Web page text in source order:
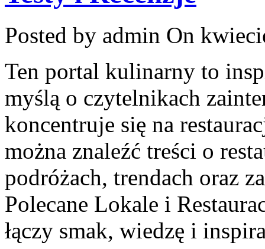
Posted by admin On
Ten portal kulinarny to
myślą o czytelnikach
koncentruje się na
można znaleźć treści o
podróżach, trendach oraz
Polecane Lokale i
łączy smak, wiedzę i